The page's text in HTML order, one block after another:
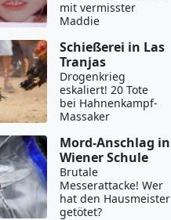
mit vermisster
Maddie
Schießerei in Las
Tranjas
Drogenkrieg
eskaliert! 20 Tote
bei Hahnenkampf-
Massaker
Mord-Anschlag in
Wiener Schule
Brutale
Messerattacke! Wer
hat den Hausmeister
getötet?